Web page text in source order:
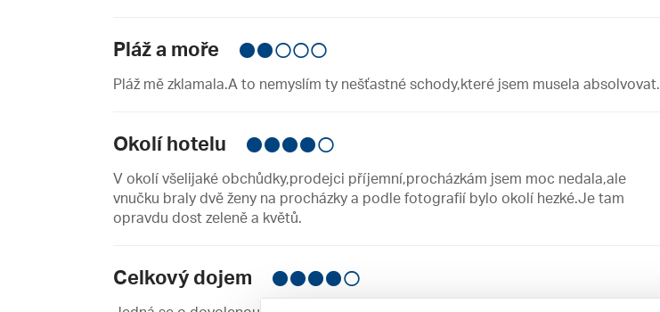
Pláž a moře
Pláž mě zklamala.A to nemyslím ty nešťastné schody,které jsem musela absolvovat.
Okolí hotelu
V okolí všelijaké obchůdky,prodejci příjemní,procházkám jsem moc nedala,ale
vnučku braly dvě ženy na procházky a podle fotografií bylo okolí hezké.Je tam
opravdu dost zeleně a květů.
Celkový dojem